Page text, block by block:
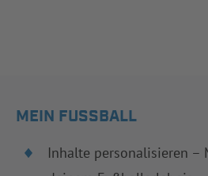
MEIN FUSSBALL
Inhalte personalisieren –